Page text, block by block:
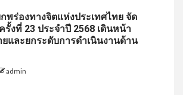
พร่องทางจิตแห่งประเทศไทย จัด
งที่ 23 ประจำปี 2568 เดินหน้า
และยกระดับการดำเนินงานด้าน
admin